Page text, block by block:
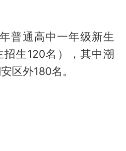
普通高中一年级新生
生120名），其中潮
区外180名。